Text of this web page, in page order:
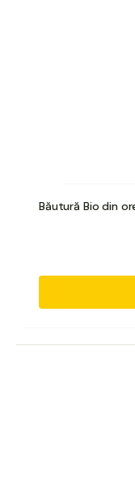
Băutură Bio din